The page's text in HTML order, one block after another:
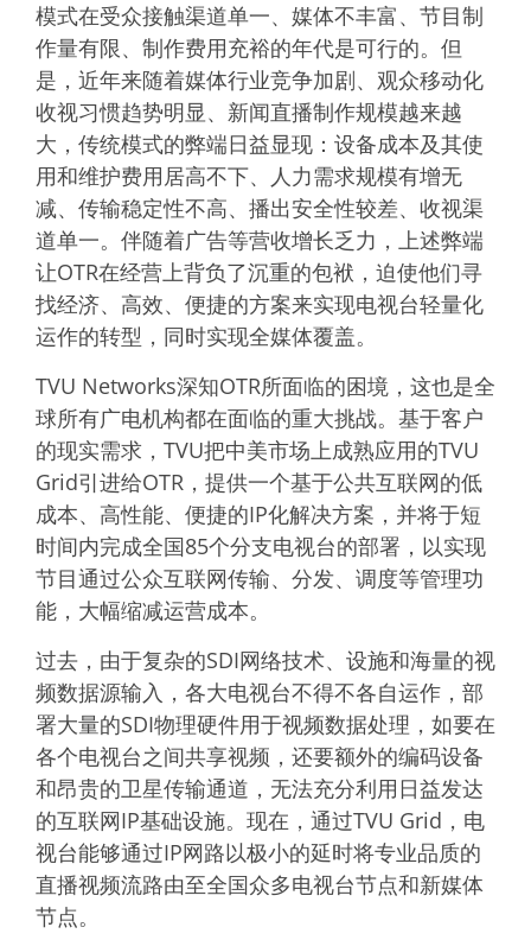
模式在受众接触渠道单一、媒体不丰富、节目制
作量有限、制作费用充裕的年代是可行的。但
是，近年来随着媒体行业竞争加剧、观众移动化
收视习惯趋势明显、新闻直播制作规模越来越
大，传统模式的弊端日益显现：设备成本及其使
用和维护费用居高不下、人力需求规模有增无
减、传输稳定性不高、播出安全性较差、收视渠
道单一。伴随着广告等营收增长乏力，上述弊端
让OTR在经营上背负了沉重的包袱，迫使他们寻
找经济、高效、便捷的方案来实现电视台轻量化
运作的转型，同时实现全媒体覆盖。
TVU Networks深知OTR所面临的困境，这也是全
球所有广电机构都在面临的重大挑战。基于客户
的现实需求，TVU把中美市场上成熟应用的TVU
Grid引进给OTR，提供一个基于公共互联网的低
成本、高性能、便捷的IP化解决方案，并将于短
时间内完成全国85个分支电视台的部署，以实现
节目通过公众互联网传输、分发、调度等管理功
能，大幅缩减运营成本。
过去，由于复杂的SDI网络技术、设施和海量的视
频数据源输入，各大电视台不得不各自运作，部
署大量的SDI物理硬件用于视频数据处理，如要在
各个电视台之间共享视频，还要额外的编码设备
和昂贵的卫星传输通道，无法充分利用日益发达
的互联网IP基础设施。现在，通过TVU Grid，电
视台能够通过IP网路以极小的延时将专业品质的
直播视频流路由至全国众多电视台节点和新媒体
节点。